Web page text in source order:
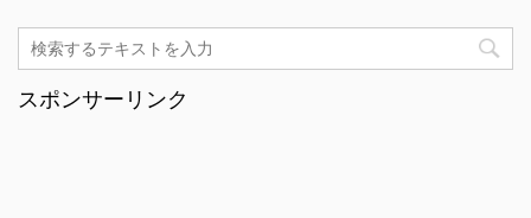
スポンサーリンク